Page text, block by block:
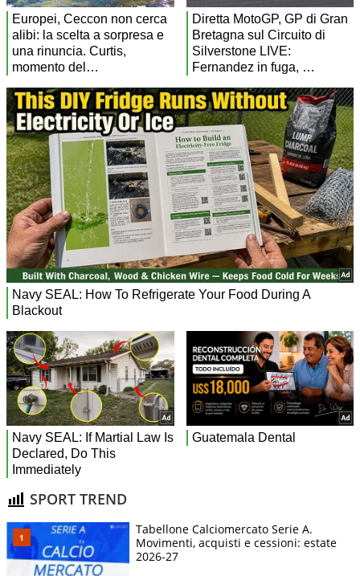
SPORT TREND
Tabellone Calciomercato Serie A.
Movimenti, acquisti e cessioni: estate
2026-27